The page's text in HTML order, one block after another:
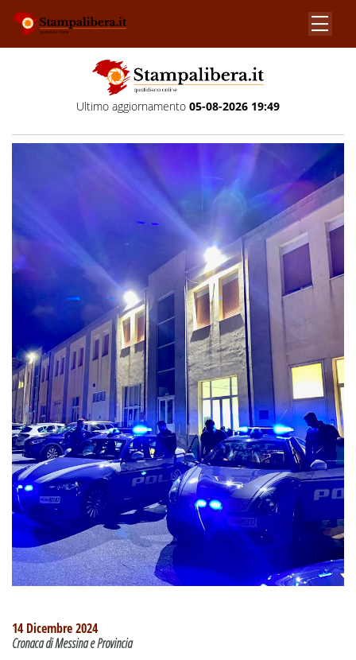
Ultimo aggiornamento 05-08-2026 19:49
14 Dicembre 2024
Cronaca di Messina e Provincia